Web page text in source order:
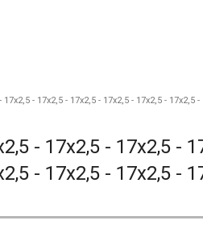
- 17x2,5 - 17x2,5 - 17x2,5 - 17x2,5 -
- 17x2,5 - 17x2,5 -
- 17x2,5 - 17x2,5 -